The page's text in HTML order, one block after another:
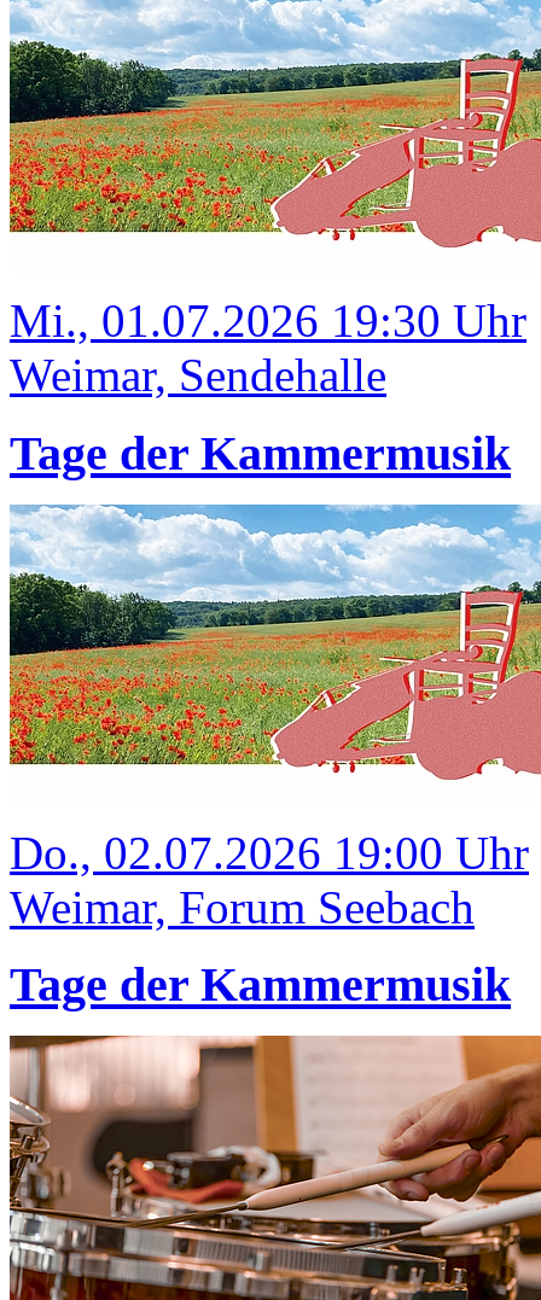
Mi., 01.07.2026 19:30 Uhr
Weimar, Sendehalle
Tage der Kammermusik
Do., 02.07.2026 19:00 Uhr
Weimar, Forum Seebach
Tage der Kammermusik